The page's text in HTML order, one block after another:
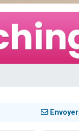
8
Nouvelle
61 personnes
Ariel vient de
Il reste 49
6
3 personnes
Envoyer